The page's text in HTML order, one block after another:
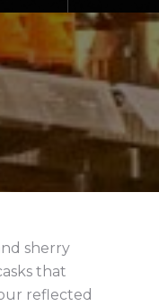
sherry
that
reflected